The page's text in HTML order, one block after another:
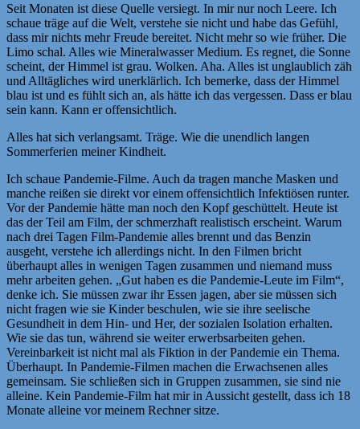
Seit Monaten ist diese Quelle versiegt. In mir nur noch Leere. Ich
schaue träge auf die Welt, verstehe sie nicht und habe das Gefühl,
dass mir nichts mehr Freude bereitet. Nicht mehr so wie früher. Die
Limo schal. Alles wie Mineralwasser Medium. Es regnet, die Sonne
scheint, der Himmel ist grau. Wolken. Aha. Alles ist unglaublich zäh
und Alltägliches wird unerklärlich. Ich bemerke, dass der Himmel
blau ist und es fühlt sich an, als hätte ich das vergessen. Dass er blau
sein kann. Kann er offensichtlich.
Alles hat sich verlangsamt. Träge. Wie die unendlich langen
Sommerferien meiner Kindheit.
Ich schaue Pandemie-Filme. Auch da tragen manche Masken und
manche reißen sie direkt vor einem offensichtlich Infektiösen runter.
Vor der Pandemie hätte man noch den Kopf geschüttelt. Heute ist
das der Teil am Film, der schmerzhaft realistisch erscheint. Warum
nach drei Tagen Film-Pandemie alles brennt und das Benzin
ausgeht, verstehe ich allerdings nicht. In den Filmen bricht
überhaupt alles in wenigen Tagen zusammen und niemand muss
mehr arbeiten gehen. „Gut haben es die Pandemie-Leute im Film“,
denke ich. Sie müssen zwar ihr Essen jagen, aber sie müssen sich
nicht fragen wie sie Kinder beschulen, wie sie ihre seelische
Gesundheit in dem Hin- und Her, der sozialen Isolation erhalten.
Wie sie das tun, während sie weiter erwerbsarbeiten gehen.
Vereinbarkeit ist nicht mal als Fiktion in der Pandemie ein Thema.
Überhaupt. In Pandemie-Filmen machen die Erwachsenen alles
gemeinsam. Sie schließen sich in Gruppen zusammen, sie sind nie
alleine. Kein Pandemie-Film hat mir in Aussicht gestellt, dass ich 18
Monate alleine vor meinem Rechner sitze.